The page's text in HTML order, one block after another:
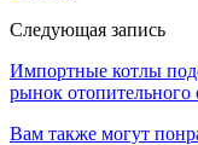
Следующая запись
Импортные котлы
рынок отопительного
Вам также могут